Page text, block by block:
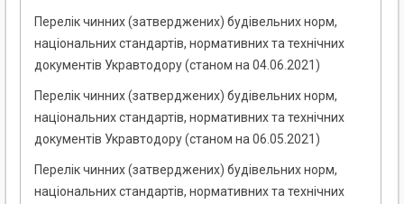
Перелік чинних (затверджених) будівельних норм,
національних стандартів, нормативних та технічних
документів Укравтодору (станом на 04.06.2021)
Перелік чинних (затверджених) будівельних норм,
національних стандартів, нормативних та технічних
документів Укравтодору (станом на 06.05.2021)
Перелік чинних (затверджених) будівельних норм,
національних стандартів, нормативних та технічних